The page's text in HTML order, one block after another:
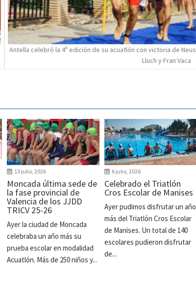
Antella celebró la 4ª edición de su acuatlón con victoria de Neus
Lluch y Fran Vaca
13 julio, 2026
Moncada última sede de
la fase provincial de
Valencia de los JJDD
TRICV 25-26
Ayer la ciudad de Moncada
celebraba un año más su
prueba escolar en modalidad
Acuatlón. Más de 250 niños y...
6 julio, 2026
Celebrado el Triatlón
Cros Escolar de Manises
Ayer pudimos disfrutar un año
más del Triatlón Cros Escolar
de Manises. Un total de 140
escolares pudieron disfrutar
de...